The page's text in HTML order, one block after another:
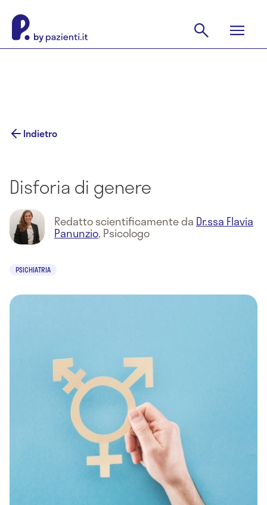
Indietro
Disforia di genere
Redatto scientificamente da Dr.ssa Flavia
Panunzio, Psicologo
PSICHIATRIA